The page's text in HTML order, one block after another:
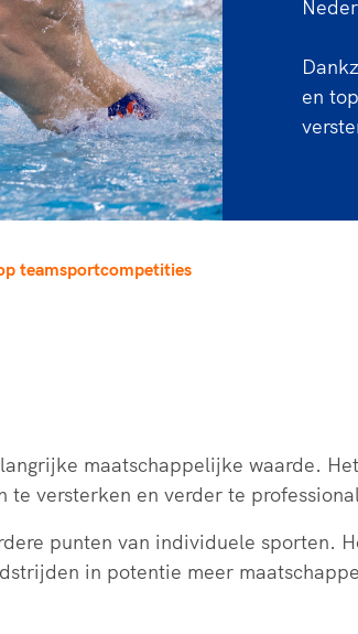
en
teamsportcompetities
maatschappelijke waarde.
versterken en verder te
punten van individuele sporten.
in potentie meer